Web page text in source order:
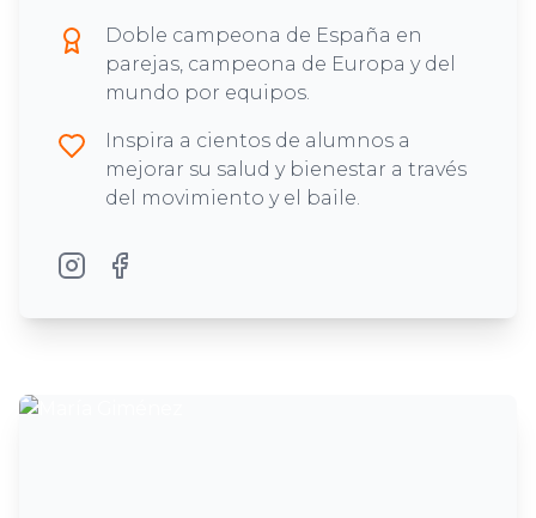
Doble campeona de España en
parejas, campeona de Europa y del
mundo por equipos.
Inspira a cientos de alumnos a
mejorar su salud y bienestar a través
del movimiento y el baile.